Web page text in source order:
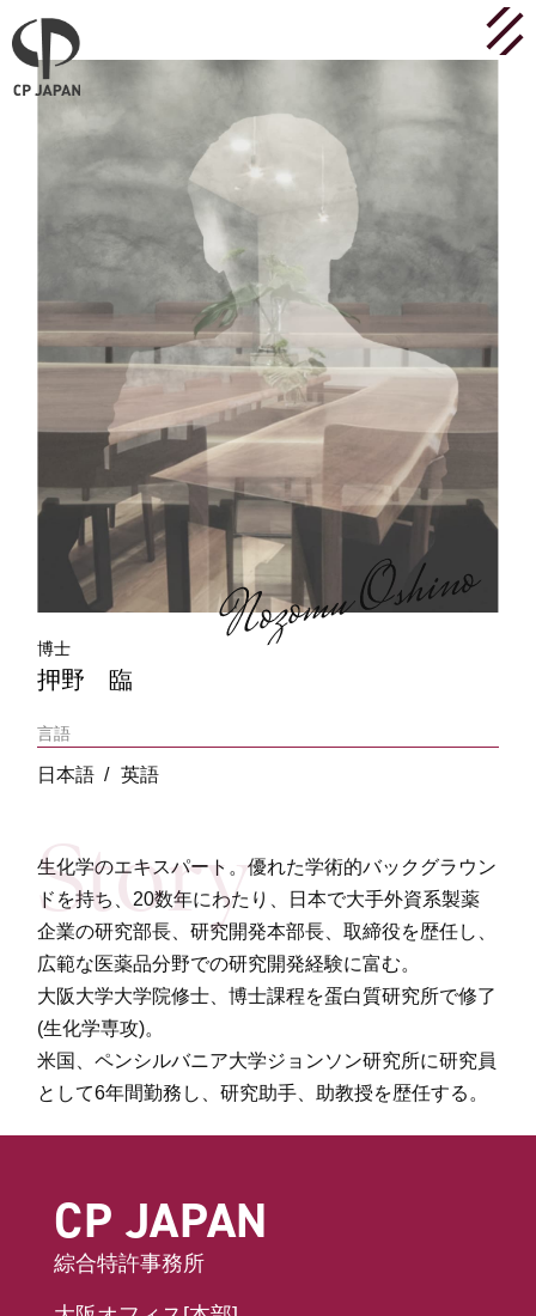
博士
押野 臨
言語
日本語 英語
生化学のエキスパート。優れた学術的バックグラウン
ドを持ち、20数年にわたり、日本で大手外資系製薬
企業の研究部長、研究開発本部長、取締役を歴任し、
広範な医薬品分野での研究開発経験に富む。
大阪大学大学院修士、博士課程を蛋白質研究所で修了
(生化学専攻)。
米国、ペンシルバニア大学ジョンソン研究所に研究員
として6年間勤務し、研究助手、助教授を歴任する。
CP JAPAN
綜合特許事務所